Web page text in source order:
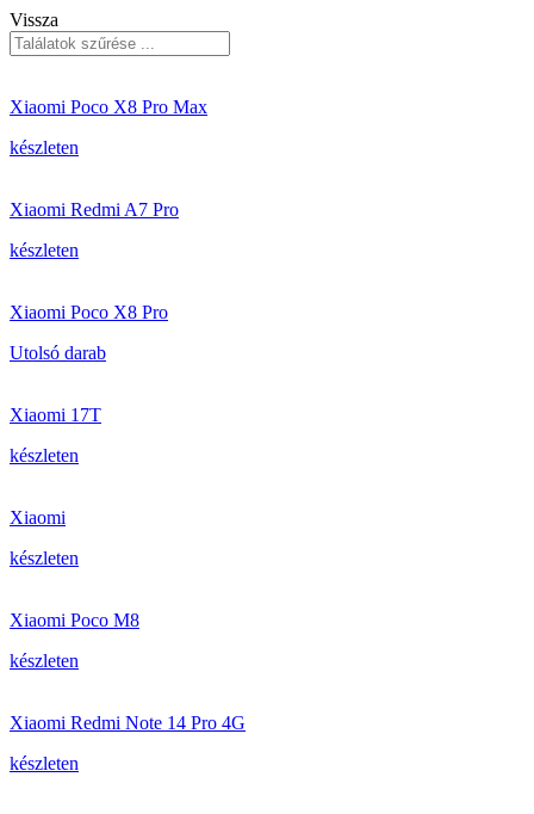
Vissza
Xiaomi Poco X8 Pro Max
készleten
Xiaomi Redmi A7 Pro
készleten
Xiaomi Poco X8 Pro
Utolsó darab
Xiaomi 17T
készleten
Xiaomi
készleten
Xiaomi Poco M8
készleten
Xiaomi Redmi Note 14 Pro 4G
készleten